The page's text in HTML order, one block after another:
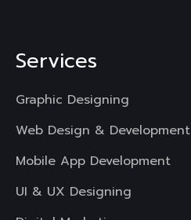
Services
Graphic Designing
Web Design & Development
Mobile App Development
UI & UX Designing